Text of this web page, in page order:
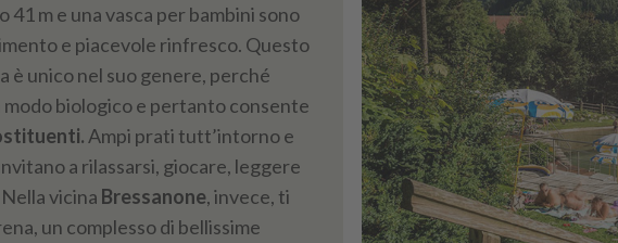
41 m e una vasca per bambini sono
e piacevole rinfresco. Questo
è unico nel suo genere, perché
modo biologico e pertanto consente
Ampi prati tutt’intorno e
a rilassarsi, giocare, leggere
vicina Bressanone, invece, ti
un complesso di bellissime